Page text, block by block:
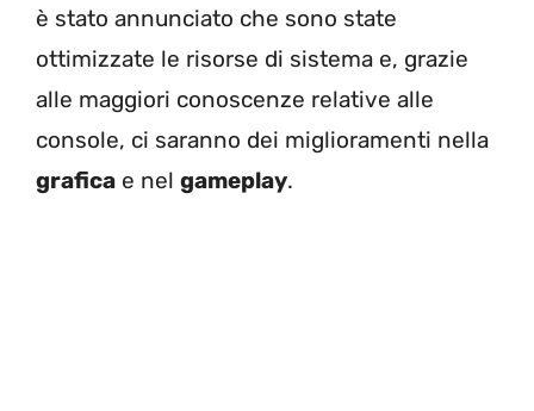
è stato annunciato che sono state
ottimizzate le risorse di sistema e, grazie
alle maggiori conoscenze relative alle
console, ci saranno dei miglioramenti nella
grafica e nel gameplay.